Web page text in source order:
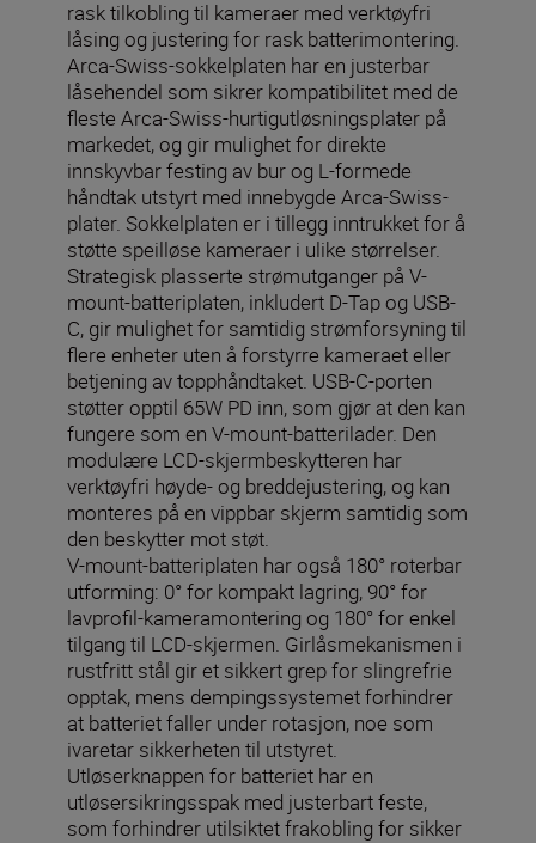
rask tilkobling til kameraer med verktøyfri
låsing og justering for rask batterimontering.
Arca-Swiss-sokkelplaten har en justerbar
låsehendel som sikrer kompatibilitet med de
fleste Arca-Swiss-hurtigutløsningsplater på
markedet, og gir mulighet for direkte
innskyvbar festing av bur og L-formede
håndtak utstyrt med innebygde Arca-Swiss-
plater. Sokkelplaten er i tillegg inntrukket for å
støtte speilløse kameraer i ulike størrelser.
Strategisk plasserte strømutganger på V-
mount-batteriplaten, inkludert D-Tap og USB-
C, gir mulighet for samtidig strømforsyning til
flere enheter uten å forstyrre kameraet eller
betjening av topphåndtaket. USB-C-porten
støtter opptil 65W PD inn, som gjør at den kan
fungere som en V-mount-batterilader. Den
modulære LCD-skjermbeskytteren har
verktøyfri høyde- og breddejustering, og kan
monteres på en vippbar skjerm samtidig som
den beskytter mot støt.
V-mount-batteriplaten har også 180° roterbar
utforming: 0° for kompakt lagring, 90° for
lavprofil-kameramontering og 180° for enkel
tilgang til LCD-skjermen. Girlåsmekanismen i
rustfritt stål gir et sikkert grep for slingrefrie
opptak, mens dempingssystemet forhindrer
at batteriet faller under rotasjon, noe som
ivaretar sikkerheten til utstyret.
Utløserknappen for batteriet har en
utløsersikringsspak med justerbart feste,
som forhindrer utilsiktet frakobling for sikker